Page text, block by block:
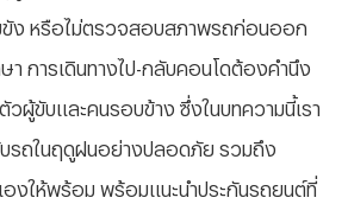
ขัง หรือไม่ตรวจสอบสภาพรถก่อนออก
า การเดินทางไป-กลับคอนโดต้องคำนึง
ผู้ขับและคนรอบข้าง ซึ่งในบทความนี้เรา
รถในฤดูฝนอย่างปลอดภัย รวมถึง
องให้พร้อม พร้อมแนะนำประกันรถยนต์ที่